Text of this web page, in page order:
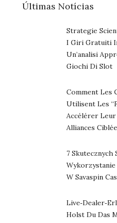
Últimas Notícias
Strategie
I Giri Gratuiti
Un’analisi
Giochi Di Slot
Comment Les
Utilisent Les
Accélérer Leur
Alliances
7 Skutecznych
Wykorzystanie
W Savaspin
Holst Du Das